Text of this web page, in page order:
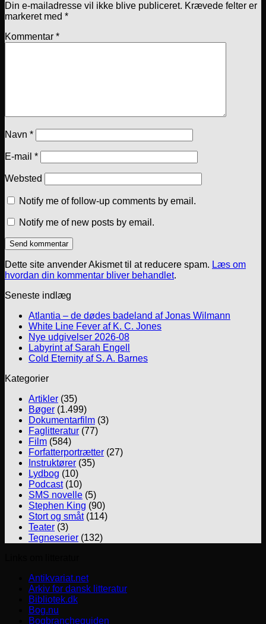
Din e-mailadresse vil ikke blive publiceret. Krævede felter er
markeret med *
Kommentar *
Navn *
E-mail *
Websted
Notify me of follow-up comments by email.
Notify me of new posts by email.
Dette site anvender Akismet til at reducere spam. Læs om
hvordan din kommentar bliver behandlet.
Seneste indlæg
Atlantia – de dødes badeland af Jonas Wilmann
White Line Fever af K. C. Jones
Nye udgivelser 2026-08
Labyrint af Sarah Engell
Cold Eternity af S. A. Barnes
Kategorier
Artikler (35)
Bøger (1.499)
Dokumentarfilm (3)
Faglitteratur (77)
Film (584)
Forfatterportrætter (27)
Instruktører (35)
Lydbog (10)
Podcast(10)
SMS novelle (5)
Stephen King (90)
Stort og småt(114)
Teater (3)
Tegneserier (132)
Antikvariat.net
Arkiv for dansk litteratur
Bibliotek.dk
Bog.nu
Bogbrancheguiden